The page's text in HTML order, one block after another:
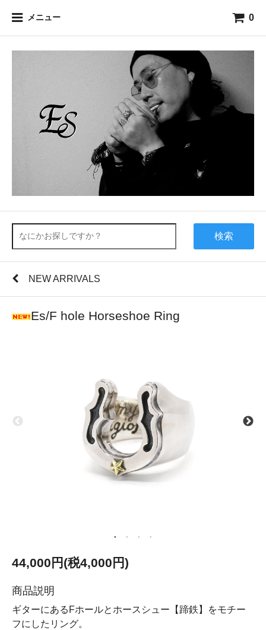
メニュー 0
検索
NEW ARRIVALS
Es/F hole Horseshoe Ring
44,000円(税4,000円)
商品説明
ギターにあるFホールとホースシュー【蹄鉄】をモチー
フにしたリング。